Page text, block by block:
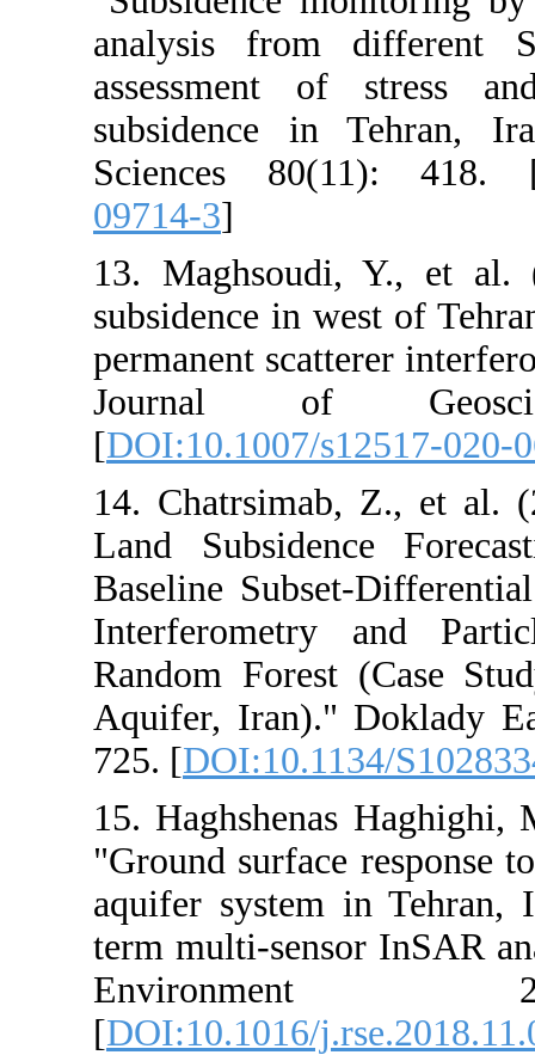
analysis
assessment
subsidence
Sciences
13.
subsidence in
permanent
Journal
[DOI:10.1007/
14.
Land
Baseline
Random
Aquifer,
725. [
15.
"Ground
aquifer
term multi-
[DOI:10.1016/